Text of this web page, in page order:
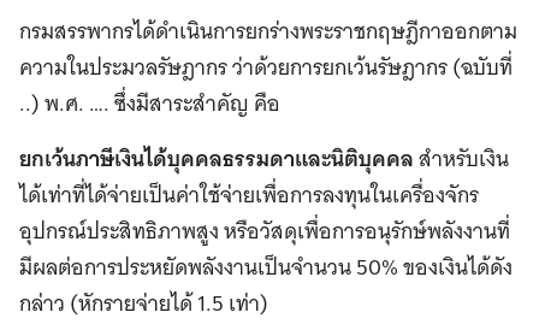
กรมสรรพากรได้ดำเนินการยกร่างพระราชกฤษฎีกาออกตาม
ความในประมวลรัษฎากร ว่าด้วยการยกเว้นรัษฎากร (ฉบับที่
..) พ.ศ. …. ซึ่งมีสาระสำคัญ คือ
ยกเว้นภาษีเงินได้บุคคลธรรมดาและนิติบุคคลสำหรับเงิน
ได้เท่าที่ได้จ่ายเป็นค่าใช้จ่ายเพื่อการลงทุนในเครื่องจักร
อุปกรณ์ประสิทธิภาพสูง หรือวัสดุเพื่อการอนุรักษ์พลังงานที่
มีผลต่อการประหยัดพลังงานเป็นจำนวน 50% ของเงินได้ดัง
กล่าว (หักรายจ่ายได้ 1.5 เท่า)